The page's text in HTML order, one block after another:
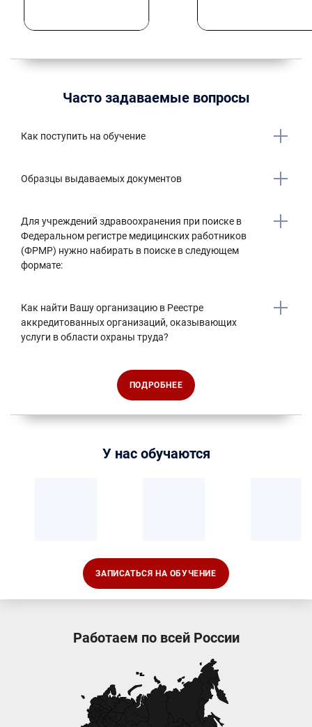
Часто задаваемые вопросы
Как поступить на обучение
Образцы выдаваемых документов
Для учреждений здравоохранения при поиске в
Федеральном регистре медицинских работников
(ФРМР) нужно набирать в поиске в следующем
формате:
Как найти Вашу организацию в Реестре
аккредитованных организаций, оказывающих
услуги в области охраны труда?
ПОДРОБНЕЕ
У нас обучаются
ЗАПИСАТЬСЯ НА ОБУЧЕНИЕ
Работаем по всей России